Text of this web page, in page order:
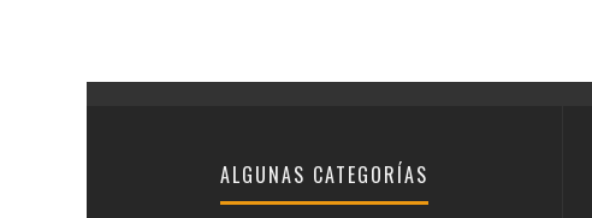
ALGUNAS CATEGORÍAS